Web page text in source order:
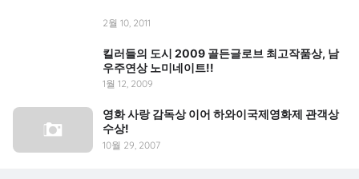
2월 10, 2011
킬러들의 도시 2009 골든글로브 최고작품상, 남
우주연상 노미네이트!!
1월 12, 2009
영화 사랑 감독상 이어 하와이국제영화제 관객상
수상!
10월 29, 2007